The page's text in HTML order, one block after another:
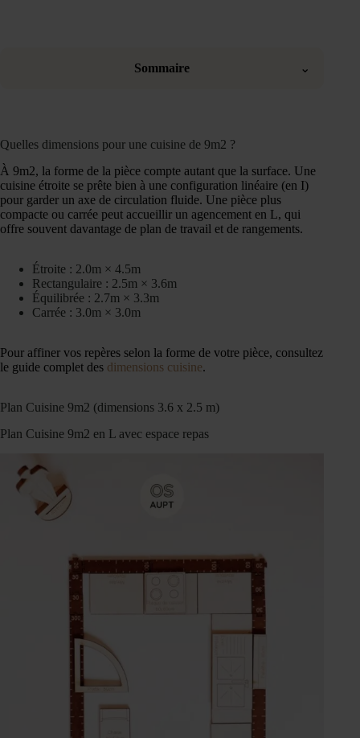
Sommaire ⌄
Quelles dimensions pour une cuisine de 9m2 ?
À 9m2, la forme de la pièce compte autant que la surface. Une
cuisine étroite se prête bien à une configuration linéaire (en I)
pour garder un axe de circulation fluide. Une pièce plus
compacte ou carrée peut accueillir un agencement en L, qui
offre souvent davantage de plan de travail et de rangements.
Étroite : 2.0m × 4.5m
Rectangulaire : 2.5m × 3.6m
Équilibrée : 2.7m × 3.3m
Carrée : 3.0m × 3.0m
Pour affiner vos repères selon la forme de votre pièce, consultez
le guide complet des dimensions cuisine.
Plan Cuisine 9m2 (dimensions 3.6 x 2.5 m)
Plan Cuisine 9m2 en L avec espace repas